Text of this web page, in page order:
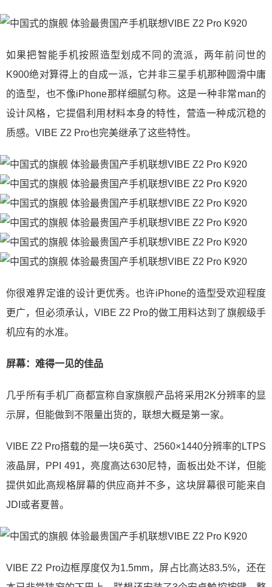
如果把智能手机按照造型划成不同的流派，两年前问世的
K900绝对算得上的自成一派，它并非三星手机那种圆滑中庸
的造型，也不像iPhone那样细腻匀称。这是一种非常man的
设计风格，它提倡利用材料本身的特性，营造一种成沉稳的
质感。VIBE Z2 Pro也完美继承了这些特性。
你很难界定谁的设计更优秀。也许iPhone的造型受欢迎程度
更广，但必须承认，VIBE Z2 Pro的做工用料达到了旗舰级手
机应有的水准。
屏幕：难得一见的佳品
几乎所有手机厂商都宣称自家旗舰产品将采用2K分辨率的显
示屏，但能做到不限量出货的，联想大概是第一家。
VIBE Z2 Pro搭载的是一块6英寸、2560×1440分辨率的LTPS
液晶屏，PPI 491，亮度高达630尼特，面板出处不详，但能
提供如此高规格屏幕的供应商并不多，这块屏幕很可能来自
JDI或者夏普。
VIBE Z2 Pro边框厚度仅为1.5mm，屏占比高达83.5%，还在